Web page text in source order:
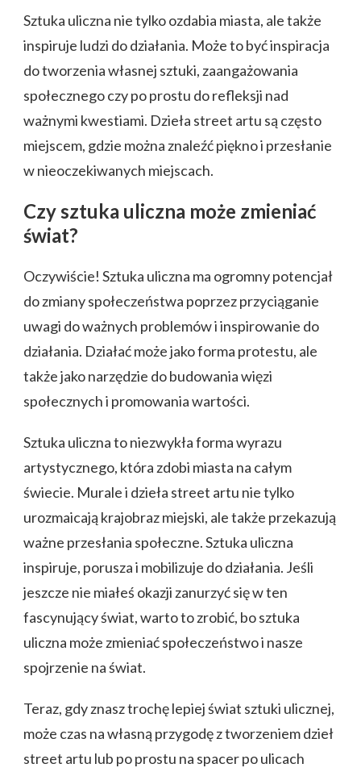
Sztuka uliczna nie tylko ozdabia miasta, ale także
inspiruje ludzi do działania. Może to być inspiracja
do tworzenia własnej sztuki, zaangażowania
społecznego czy po prostu do refleksji nad
ważnymi kwestiami. Dzieła street artu są często
miejscem, gdzie można znaleźć piękno i przesłanie
w nieoczekiwanych miejscach.
Czy sztuka uliczna może zmieniać
świat?
Oczywiście! Sztuka uliczna ma ogromny potencjał
do zmiany społeczeństwa poprzez przyciąganie
uwagi do ważnych problemów i inspirowanie do
działania. Działać może jako forma protestu, ale
także jako narzędzie do budowania więzi
społecznych i promowania wartości.
Sztuka uliczna to niezwykła forma wyrazu
artystycznego, która zdobi miasta na całym
świecie. Murale i dzieła street artu nie tylko
urozmaicają krajobraz miejski, ale także przekazują
ważne przesłania społeczne. Sztuka uliczna
inspiruje, porusza i mobilizuje do działania. Jeśli
jeszcze nie miałeś okazji zanurzyć się w ten
fascynujący świat, warto to zrobić, bo sztuka
uliczna może zmieniać społeczeństwo i nasze
spojrzenie na świat.
Teraz, gdy znasz trochę lepiej świat sztuki ulicznej,
może czas na własną przygodę z tworzeniem dzieł
street artu lub po prostu na spacer po ulicach